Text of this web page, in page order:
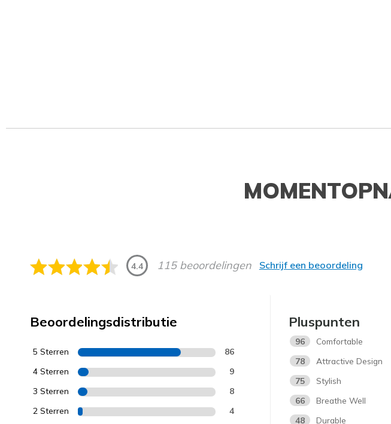
4.4 115 beoordelingen Schrijf een beoordeling
Beoordelingsdistributie
5 Sterren 86
4 Sterren 9
3 Sterren 8
2 Sterren 4
Pluspunten
96
Comfortable
78
Attractive Design
75
Stylish
66
Breathe Well
48
Durable